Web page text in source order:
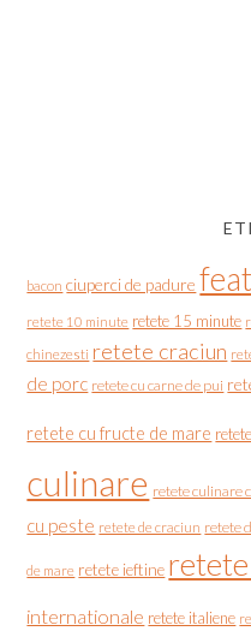
bacon ciuperci de padure feat
retete 10 minute retete 15 minute
chinezesti retete craciun
de porc retete cu carne de pui
retete cu fructe de mare
culinare retete culinare
cu peste retete de craciun retete
de mare retete ieftine
internationale retete italiene